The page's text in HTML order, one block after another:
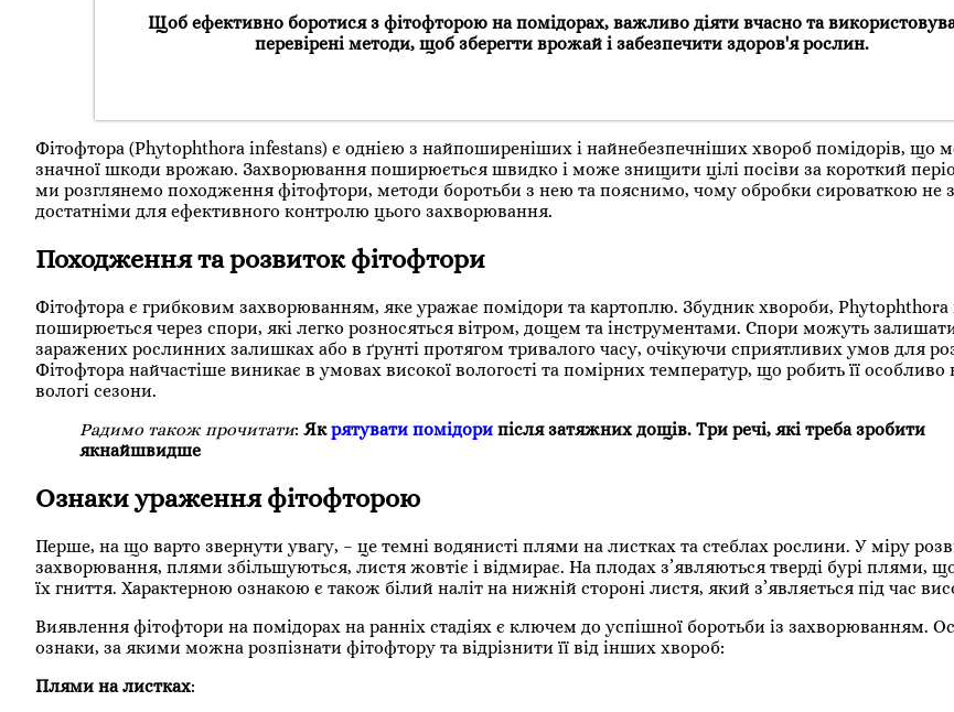
Щоб ефективно боротися з фітофторою на помідорах, важливо діяти вчасно та
перевірені методи, щоб зберегти врожай і забезпечити здоров'я рослин.
Фітофтора (Phytophthora infestans) є однією з найпоширеніших і найнебезпечніших хвороб помідорів, що
значної шкоди врожаю. Захворювання поширюється швидко і може знищити цілі посіви за короткий
ми розглянемо походження фітофтори, методи боротьби з нею та пояснимо, чому обробки сироваткою не
достатніми для ефективного контролю цього захворювання.
Походження та розвиток фітофтори
Фітофтора є грибковим захворюванням, яке уражає помідори та картоплю. Збудник хвороби, Phytophthora
поширюється через спори, які легко розносяться вітром, дощем та інструментами. Спори можуть
заражених рослинних залишках або в ґрунті протягом тривалого часу, очікуючи сприятливих умов для
Фітофтора найчастіше виникає в умовах високої вологості та помірних температур, що робить її
вологі сезони.
Радимо також прочитати: Якрятувати помідори після затяжних дощів. Три речі, які треба зробити
якнайшвидше
Ознаки ураження фітофторою
Перше, на що варто звернути увагу, – це темні водянисті плями на листках та стеблах рослини. У міру
захворювання, плями збільшуються, листя жовтіє і відмирає. На плодах з’являються тверді бурі плями,
їх гниття. Характерною ознакою є також білий наліт на нижній стороні листя, який з’являється під час
Виявлення фітофтори на помідорах на ранніх стадіях є ключем до успішної боротьби із захворюванням.
ознаки, за якими можна розпізнати фітофтору та відрізнити її від інших хвороб:
Плями на листках: